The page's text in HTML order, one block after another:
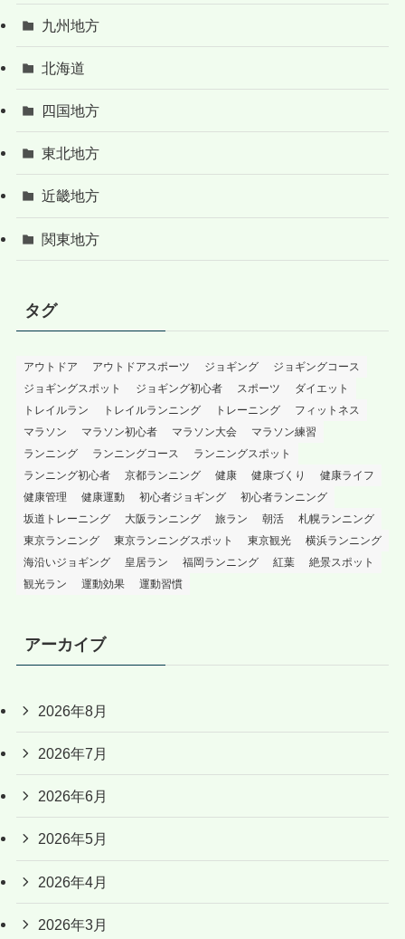
九州地方
北海道
四国地方
東北地方
近畿地方
関東地方
タグ
アウトドア アウトドアスポーツ ジョギング
ジョギングコース
ジョギングスポット
ジョギング初心者 スポーツ
ダイエット
トレイルラン
トレイルランニング トレーニング
フィットネス
マラソン
マラソン初心者 マラソン大会
マラソン練習
ランニング
ランニングコース
ランニングスポット
ランニング初心者
京都ランニング 健康 健康づくり
健康ライフ
健康管理
健康運動 初心者ジョギング
初心者ランニング
坂道トレーニング
大阪ランニング 旅ラン 朝活
札幌ランニング
東京ランニング
東京ランニングスポット 東京観光
横浜ランニング
海沿いジョギング
皇居ラン 福岡ランニング 紅葉
絶景スポット
観光ラン
運動効果 運動習慣
アーカイブ
2026年8月
2026年7月
2026年6月
2026年5月
2026年4月
2026年3月